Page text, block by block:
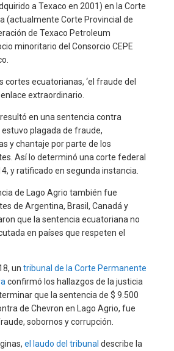
a Texaco en 2001) en la Corte
(actualmente Corte Provincial de
de Texaco Petroleum
minoritario del Consorcio CEPE
cortes ecuatorianas, ‘el fraude del
extraordinario.
en una sentencia contra
plagada de fraude,
y chantaje por parte de los
Así lo determinó una corte federal
y ratificado en segunda instancia.
de Lago Agrio también fue
de Argentina, Brasil, Canadá y
que la sentencia ecuatoriana no
en países que respeten el
untribunal de la Corte Permanente
confirmó los hallazgos de la justicia
que la sentencia de $ 9.500
de Chevron en Lago Agrio, fue
sobornos y corrupción.
el laudo del tribunal describe la